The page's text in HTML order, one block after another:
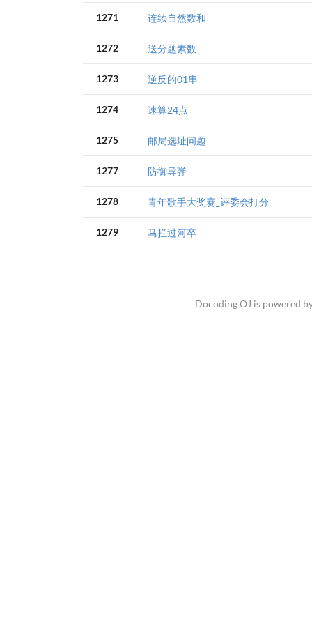
1271 连续自然数和
1272 送分题素数
1273 逆反的01串
1274 速算24点
1275 邮局选址问题
1277 防御导弹
1278 青年歌手大奖赛_评委会打分
1279 马拦过河卒
Docoding OJ is powered